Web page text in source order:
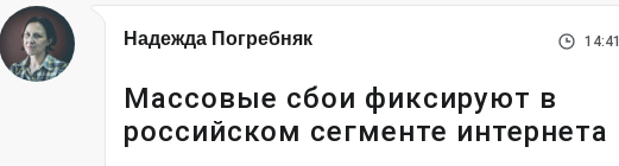
Надежда Погребняк 14:41
Массовые сбои фиксируют в
российском сегменте интернета